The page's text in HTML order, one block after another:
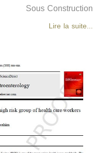
Sous Construction
Lire la suite...